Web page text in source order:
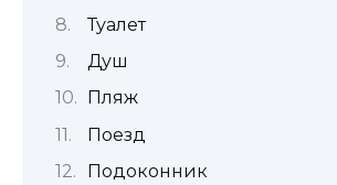
Туалет
Душ
Пляж
Поезд
Подоконник